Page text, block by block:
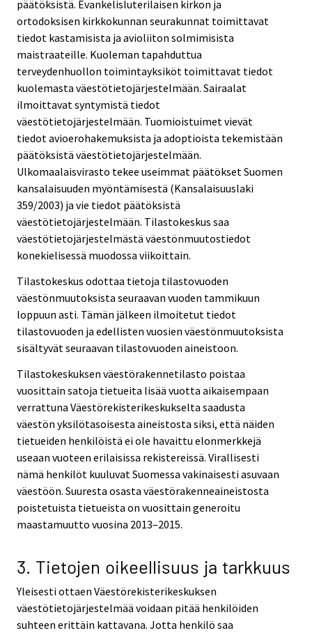
päätöksistä. Evankelisluterilaisen kirkon ja
ortodoksisen kirkkokunnan seurakunnat toimittavat
tiedot kastamisista ja avioliiton solmimisista
maistraateille. Kuoleman tapahduttua
terveydenhuollon toimintayksiköt toimittavat tiedot
kuolemasta väestötietojärjestelmään. Sairaalat
ilmoittavat syntymistä tiedot
väestötietojärjestelmään. Tuomioistuimet vievät
tiedot avioerohakemuksista ja adoptioista tekemistään
päätöksistä väestötietojärjestelmään.
Ulkomaalaisvirasto tekee useimmat päätökset Suomen
kansalaisuuden myöntämisestä (Kansalaisuuslaki
359/2003) ja vie tiedot päätöksistä
väestötietojärjestelmään. Tilastokeskus saa
väestötietojärjestelmästä väestönmuutostiedot
konekielisessä muodossa viikoittain.
Tilastokeskus odottaa tietoja tilastovuoden
väestönmuutoksista seuraavan vuoden tammikuun
loppuun asti. Tämän jälkeen ilmoitetut tiedot
tilastovuoden ja edellisten vuosien väestönmuutoksista
sisältyvät seuraavan tilastovuoden aineistoon.
Tilastokeskuksen väestörakennetilasto poistaa
vuosittain satoja tietueita lisää vuotta aikaisempaan
verrattuna Väestörekisterikeskukselta saadusta
väestön yksilötasoisesta aineistosta siksi, että näiden
tietueiden henkilöistä ei ole havaittu elonmerkkejä
useaan vuoteen erilaisissa rekistereissä. Virallisesti
nämä henkilöt kuuluvat Suomessa vakinaisesti asuvaan
väestöön. Suuresta osasta väestörakenneaineistosta
poistetuista tietueista on vuosittain generoitu
maastamuutto vuosina 2013–2015.
3. Tietojen oikeellisuus ja tarkkuus
Yleisesti ottaen Väestörekisterikeskuksen
väestötietojärjestelmää voidaan pitää henkilöiden
suhteen erittäin kattavana. Jotta henkilö saa